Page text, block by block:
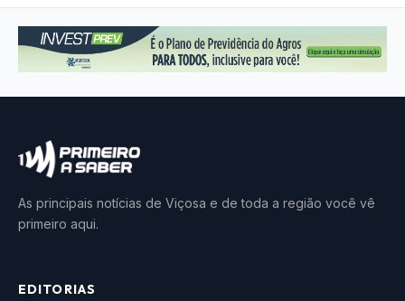
As principais notícias de Viçosa e de toda a região você vê
primeiro aqui.
EDITORIAS